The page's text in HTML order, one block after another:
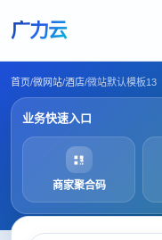
广力云
首页/微网站/酒店/微站默认模板13
业务快速入口
商家聚合码